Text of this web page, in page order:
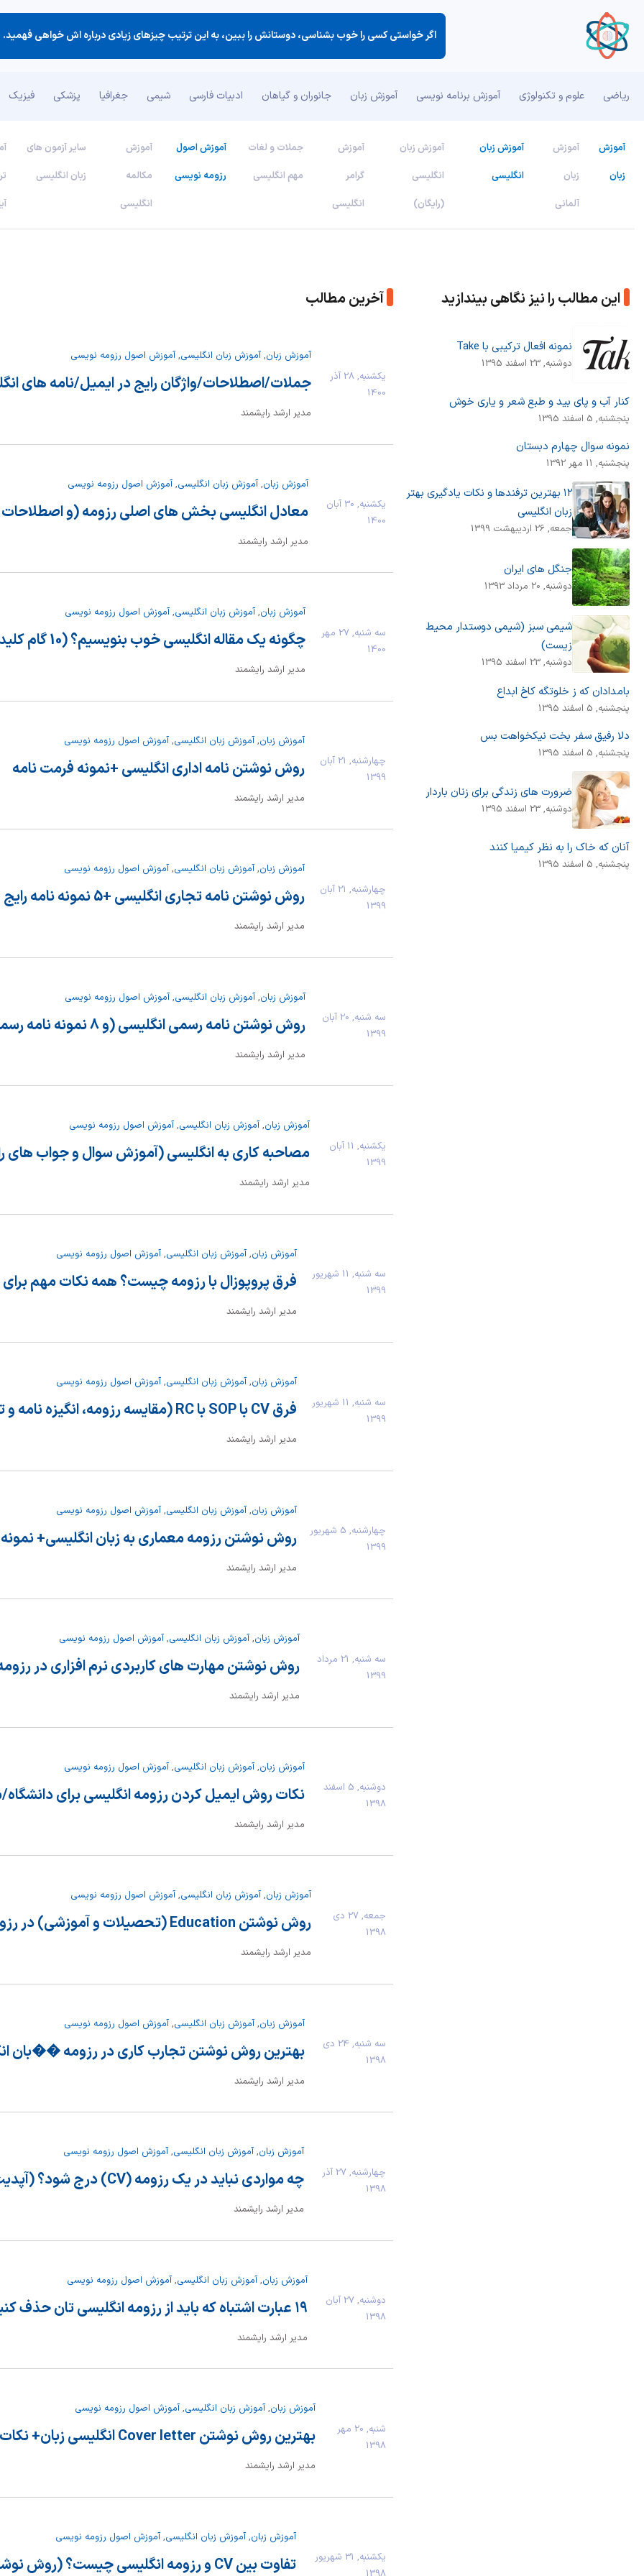
اگر خواستی كسی را خوب بشناسی، دوستانش را ببین، به این ترتیب چیزهای زیادی درباره اش خواهی
ریاضی علوم و تکنولوژی آموزش برنامه نویسی آموزش زبان جانوران و گیاهان ادبیات فارسی شیمی جغرافیا پزشکی فیزیک
آموزش
زبان
آموزش
زبان
آلمانی
آموزش زبان
انگلیسی
آموزش زبان
انگلیسی
(رایگان)
آموزش
گرامر
انگلیسی
جملات و لغات
مهم انگلیسی
آموزش اصول
رزومه نویسی
آموزش
مکالمه
انگلیسی
سایر آزمون های
زبان انگلیسی
این مطالب را نیز نگاهی بیندازید
نمونه افعال ترکیبی با Take
دوشنبه, 23 اسفند 1395
کنار آب و پای بید و طبع شعر و یاری خوش
پنجشنبه, 5 اسفند 1395
نمونه سوال چهارم دبستان
پنجشنبه, 11 مهر 1392
۱۲ بهترین ترفندها و نکات یادگیری بهتر
زبان انگلیسی
جمعه, 26 اردیبهشت 1399
جنگل های ایران
دوشنبه, 20 مرداد 1393
شیمی سبز (شیمی دوستدار محیط
زیست)
دوشنبه, 23 اسفند 1395
بامدادان که ز خلوتگه کاخ ابداع
پنجشنبه, 5 اسفند 1395
دلا رفیق سفر بخت نیکخواهت بس
پنجشنبه, 5 اسفند 1395
ضرورت های زندگی برای زنان باردار
دوشنبه, 23 اسفند 1395
آنان که خاک را به نظر کیمیا کنند
پنجشنبه, 5 اسفند 1395
آخرین مطالب
يكشنبه, 28 آذر
1400
آموزش زبان,آموزش زبان انگلیسی,آموزش اصول رزومه نویسی
جملات/اصطلاحات/واژگان رایج در ایمیل/نامه های
مدیر ارشد رایشمند
يكشنبه, 30 آبان
1400
آموزش زبان,آموزش زبان انگلیسی,آموزش اصول رزومه نویسی
معادل انگلیسی بخش های اصلی رزومه (و
مدیر ارشد رایشمند
سه شنبه, 27 مهر
1400
آموزش زبان,آموزش زبان انگلیسی,آموزش اصول رزومه نویسی
چگونه یک مقاله انگلیسی خوب بنویسیم؟ (10 گام کلیدی)
مدیر ارشد رایشمند
چهارشنبه, 21 آبان
1399
آموزش زبان,آموزش زبان انگلیسی,آموزش اصول رزومه نویسی
روش نوشتن نامه اداری انگلیسی +نمونه فرمت نامه
مدیر ارشد رایشمند
چهارشنبه, 21 آبان
1399
آموزش زبان,آموزش زبان انگلیسی,آموزش اصول رزومه نویسی
روش نوشتن نامه تجاری انگلیسی +5 نمونه نامه رایج
مدیر ارشد رایشمند
سه شنبه, 20 آبان
1399
آموزش زبان,آموزش زبان انگلیسی,آموزش اصول رزومه نویسی
روش نوشتن نامه رسمی انگلیسی (و 8 نمونه نامه رسمی)
مدیر ارشد رایشمند
يكشنبه, 11 آبان
1399
آموزش زبان, آموزش زبان انگلیسی, آموزش اصول رزومه نویسی
مصاحبه کاری به انگلیسی (آموزش سوال و جواب های
مدیر ارشد رایشمند
سه شنبه, 11 شهریور
1399
آموزش زبان, آموزش زبان انگلیسی, آموزش اصول رزومه نویسی
فرق پروپوزال با رزومه چیست؟ همه نکات مهم برای
مدیر ارشد رایشمند
سه شنبه, 11 شهریور
1399
آموزش زبان,آموزش زبان انگلیسی,آموزش اصول رزومه نویسی
فرق CV با SOP با RC (مقایسه رزومه، انگیزه نامه و توصیه نامه)
مدیر ارشد رایشمند
چهارشنبه, 5 شهریور
1399
آموزش زبان, آموزش زبان انگلیسی, آموزش اصول رزومه نویسی
روش نوشتن رزومه معماری به زبان انگلیسی+
مدیر ارشد رایشمند
سه شنبه, 21 مرداد
1399
آموزش زبان,آموزش زبان انگلیسی,آموزش اصول رزومه نویسی
روش نوشتن مهارت های کاربردی نرم افزاری در
مدیر ارشد رایشمند
دوشنبه, 5 اسفند
1398
آموزش زبان, آموزش زبان انگلیسی, آموزش اصول رزومه نویسی
نکات روش ایمیل کردن رزومه انگلیسی برای
مدیر ارشد رایشمند
جمعه, 27 دی
1398
آموزش زبان, آموزش زبان انگلیسی, آموزش اصول رزومه نویسی
روش نوشتن Education (تحصیلات و آموزشی) در رزومه انگلیسی
مدیر ارشد رایشمند
سه شنبه, 24 دی
1398
آموزش زبان,آموزش زبان انگلیسی,آموزش اصول رزومه نویسی
بهترین روش نوشتن تجارب کاری در رزومه ��بان
مدیر ارشد رایشمند
چهارشنبه, 27 آذر
1398
آموزش زبان,آموزش زبان انگلیسی,آموزش اصول رزومه نویسی
چه مواردی نباید در یک رزومه (CV) درج شود؟ (آپدیت 2024)
مدیر ارشد رایشمند
دوشنبه, 27 آبان
1398
آموزش زبان,آموزش زبان انگلیسی,آموزش اصول رزومه نویسی
۱۹ عبارت اشتباه که باید از رزومه انگلیسی تان حذف کنید
مدیر ارشد رایشمند
شنبه, 20 مهر
1398
آموزش زبان, آموزش زبان انگلیسی, آموزش اصول رزومه نویسی
بهترین روش نوشتن Cover letter انگلیسی زبان+ نکات
مدیر ارشد رایشمند
يكشنبه, 31 شهریور
آموزش زبان,آموزش زبان انگلیسی,آموزش اصول رزومه نویسی
تفاوت بین CV و رزومه انگلیسی چیست؟ (روش نوشتن طبق تفاوتهای جغرافیایی)